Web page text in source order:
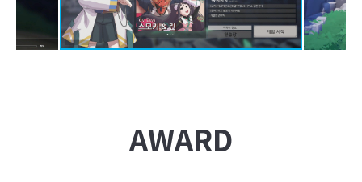
AWARD